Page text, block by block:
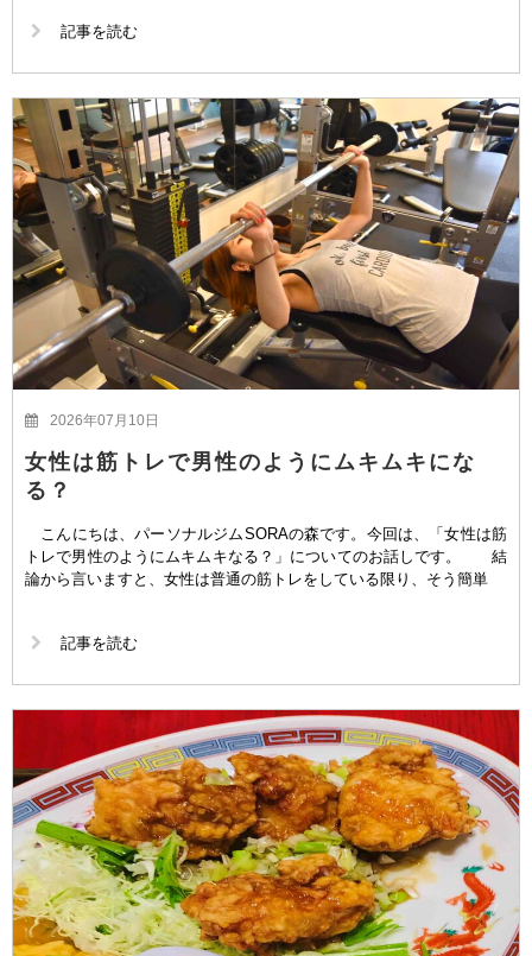
記事を読む
2026年07月10日
女性は筋トレで男性のようにムキムキにな
る？
こんにちは、パーソナルジムSORAの森です。今回は、「女性は筋
トレで男性のようにムキムキなる？」についてのお話しです。 結
論から言いますと、女性は普通の筋トレをしている限り、そう簡単
記事を読む